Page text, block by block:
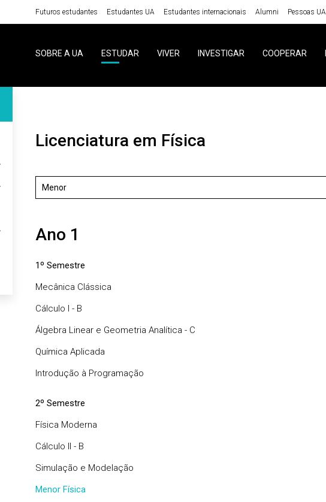
Futuros estudantes Estudantes UA Estudantes internacionais Alumni Pessoas UA
SOBRE A UA ESTUDAR VIVER INVESTIGAR COOPERAR
Licenciatura em Física
Menor
Ano 1
1º Semestre
Mecânica Clássica
Cálculo I - B
Álgebra Linear e Geometria Analítica - C
Química Aplicada
Introdução à Programação
2º Semestre
Física Moderna
Cálculo II - B
Simulação e Modelação
Menor Física